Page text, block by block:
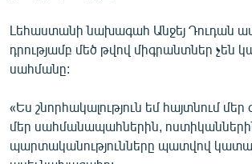
Լեհաստանի նախագահ Անջեյ Դուդան
դրությամբ մեծ թվով միգրանտներ չեն
սահմանը:
«Ես շնորհակալություն եմ հայտնում մեր
մեր սահմանապահներին,
պարտականությունները պատվով